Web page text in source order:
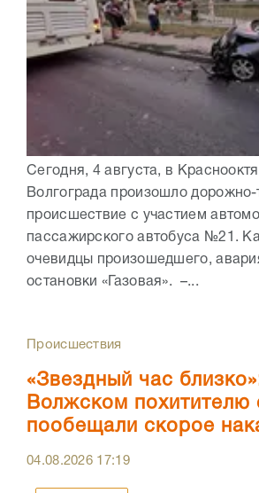
Сегодня, 4 августа, в
Волгограда произошло дорожно-
происшествие с участием
пассажирского автобуса №21.
очевидцы произошедшего,
остановки «Газовая». –...
Происшествия
«Звездный час
Волжском похитителю
пообещали скорое
04.08.2026 17:19